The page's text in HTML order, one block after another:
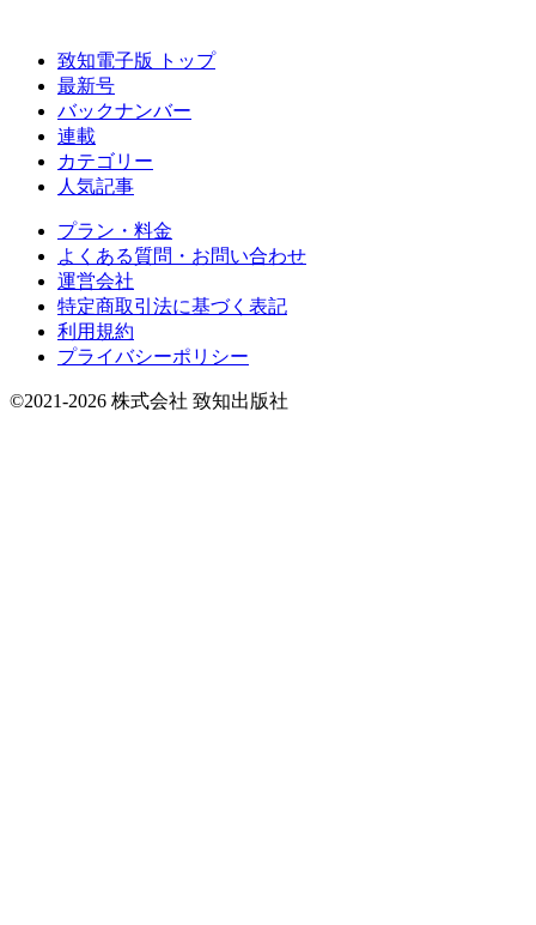
致知電子版 トップ
最新号
バックナンバー
連載
カテゴリー
人気記事
プラン・料金
よくある質問・お問い合わせ
運営会社
特定商取引法に基づく表記
利用規約
プライバシーポリシー
©2021-2026 株式会社 致知出版社